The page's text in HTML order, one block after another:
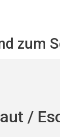
zum
/